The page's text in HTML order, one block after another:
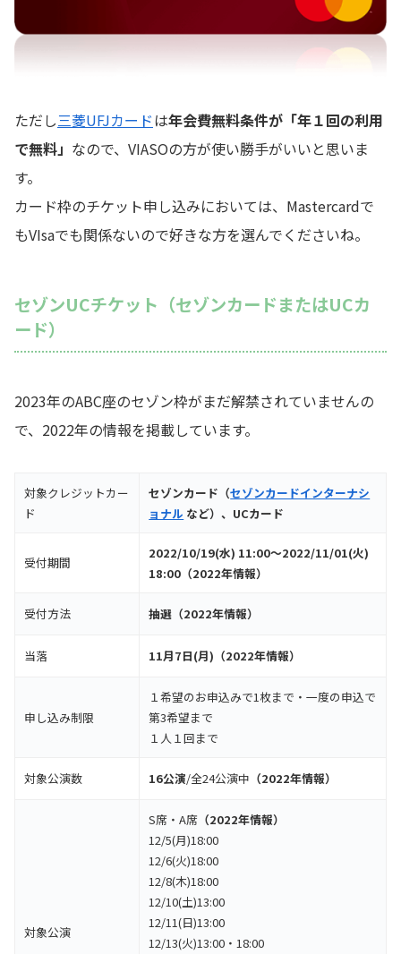
ただし三菱UFJカードは年会費無料条件が「年１回の利用
で無料」 なので、VIASOの方が使い勝手がいいと思いま
す。
カード枠のチケット申し込みにおいては、Mastercardで
もVIsaでも関係ないので好きな方を選んでくださいね。
セゾンUCチケット（セゾンカードまたはUCカ
ード）
2023年のABC座のセゾン枠がまだ解禁されていませんの
で、2022年の情報を掲載しています。
対象クレジットカー
ド
セゾンカード（セゾンカードインターナシ
ョナル など）、UCカード
受付期間
2022/10/19(水) 11:00～2022/11/01(火)
18:00（2022年情報）
受付方法 抽選（2022年情報）
当落 11月7日(月)（2022年情報）
申し込み制限
１希望のお申込みで1枚まで・一度の申込で
第3希望まで
１人１回まで
対象公演数 16公演/全24公演中 （2022年情報）
対象公演
S席・A席 （2022年情報）
12/5(月)18:00
12/6(火)18:00
12/8(木)18:00
12/10(土)13:00
12/11(日)13:00
12/13(火)13:00・18:00